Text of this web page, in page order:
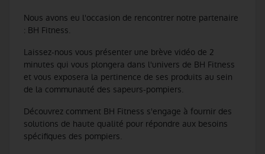
Nous avons eu l'occasion de rencontrer notre partenaire
: BH Fitness.
Laissez-nous vous présenter une brève vidéo de 2
minutes qui vous plongera dans l'univers de BH Fitness
et vous exposera la pertinence de ses produits au sein
de la communauté des sapeurs-pompiers.
Découvrez comment BH Fitness s'engage à fournir des
solutions de haute qualité pour répondre aux besoins
spécifiques des pompiers.